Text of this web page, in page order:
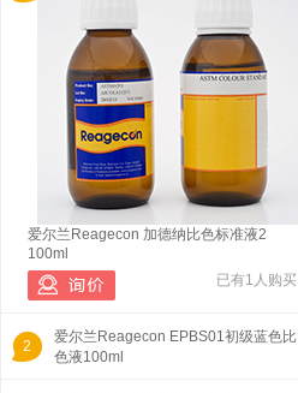
爱尔兰Reagecon 加德纳比色标准液2
100ml
已有1人购买
2
爱尔兰Reagecon EPBS01初级蓝色比
色液100ml